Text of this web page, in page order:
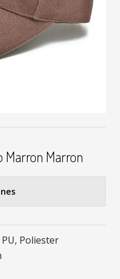
Marron Marron
Poliester